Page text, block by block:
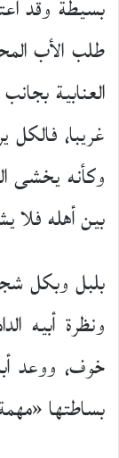
بسيطة وقد
طلب الأب
العنابية
غريبا،
وكأنه يخشى
بين أهله فلا
بلبل وبكل
ونظرة أبيه
خوف، ووعد
بساطتها